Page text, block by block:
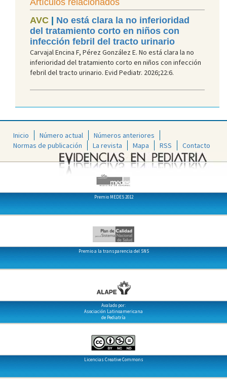
AVC | No está clara la no inferioridad
del tratamiento corto en niños con
infección febril del tracto urinario
Carvajal Encina F, Pérez González E. No está clara la no
inferioridad del tratamiento corto en niños con infección
febril del tracto urinario. Evid Pediatr. 2026;22:6.
Inicio Número actual
Números anteriores
Normas de publicación
La revista Mapa RSS Contacto
Premio MEDES 2012
Premio a la transparencia del SNS
Avalado por:
Asociación Latinoamericana
de Pediatría
Licencias Creative Commons